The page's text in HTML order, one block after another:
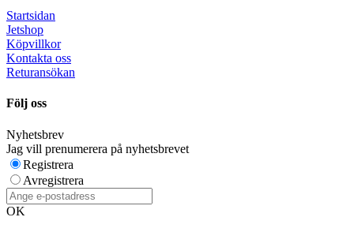
Startsidan
Jetshop
Köpvillkor
Kontakta oss
Returansökan
Följ oss
Nyhetsbrev
Jag vill prenumerera på nyhetsbrevet
Registrera
Avregistrera
OK